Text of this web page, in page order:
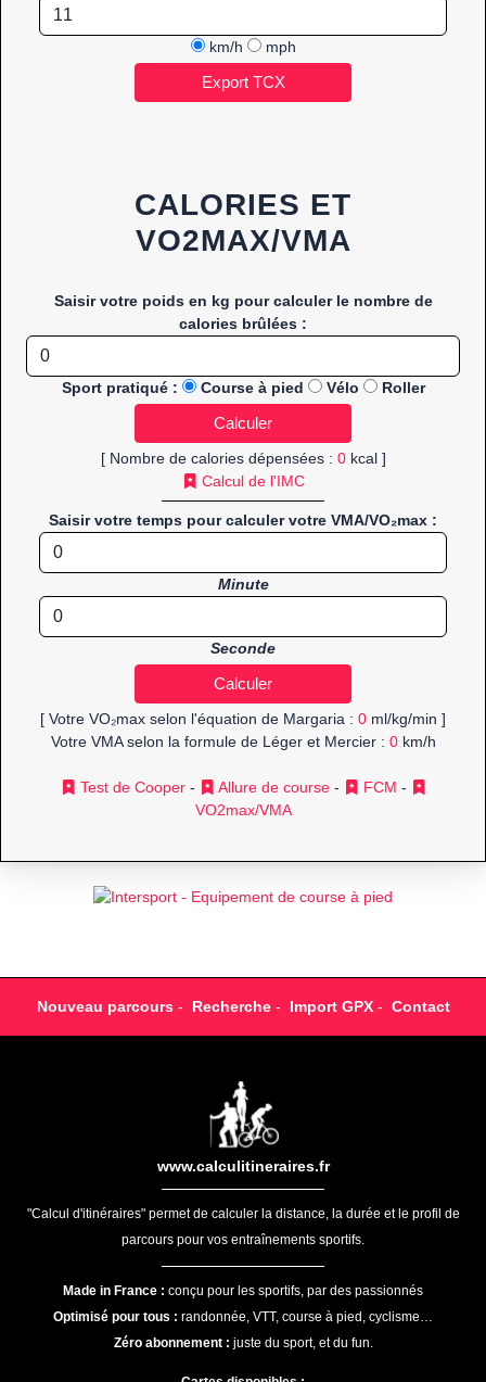
km/h mph
CALORIES ET
VO2MAX/VMA
Saisir votre poids en kg pour calculer le nombre de
calories brûlées :
Sport pratiqué : Course à pied Vélo Roller
[ Nombre de calories dépensées : 0kcal ]
Calcul de l'IMC
Saisir votre temps pour calculer votre VMA/VO₂max :
Minute
Seconde
[ Votre VO₂max selon l'équation de Margaria : 0 ml/kg/min ]
Votre VMA selon la formule de Léger et Mercier : 0km/h
Test de Cooper- Allure de course- FCM -
VO2max/VMA
Nouveau parcours- Recherche- Import GPX- Contact
www.calculitineraires.fr
"Calcul d'itinéraires" permet de calculer la distance, la durée et le profil de
parcours pour vos entraînements sportifs.
Made in France : conçu pour les sportifs, par des passionnés
Optimisé pour tous : randonnée, VTT, course à pied, cyclisme…
Zéro abonnement : juste du sport, et du fun.